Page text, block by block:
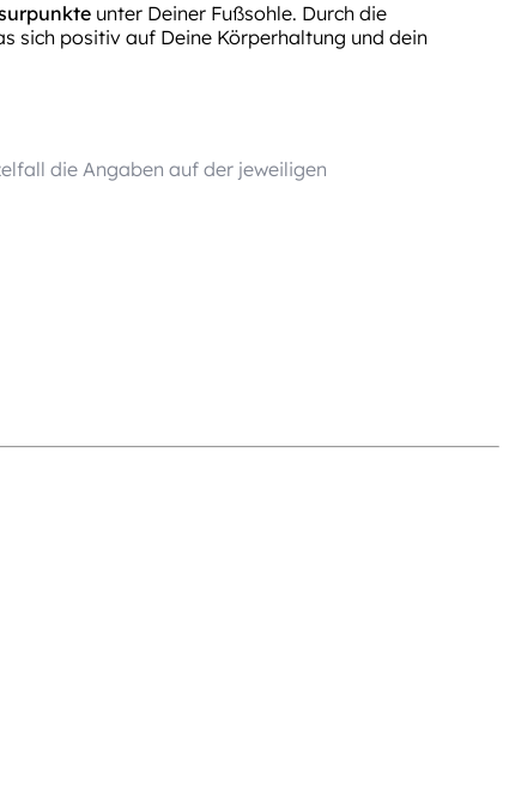
unter Deiner Fußsohle. Durch die
sich positiv auf Deine Körperhaltung und dein
die Angaben auf der jeweiligen